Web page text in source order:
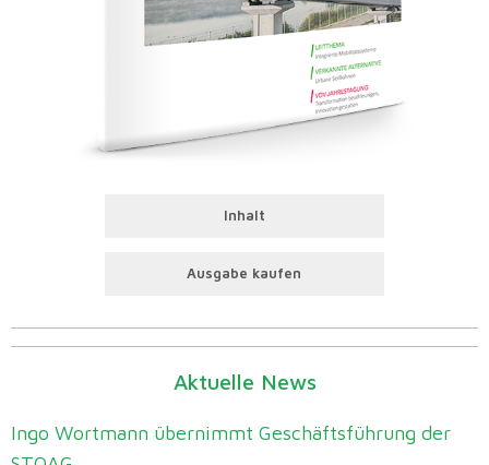
Inhalt
Ausgabe kaufen
Aktuelle News
Ingo Wortmann übernimmt Geschäftsführung der